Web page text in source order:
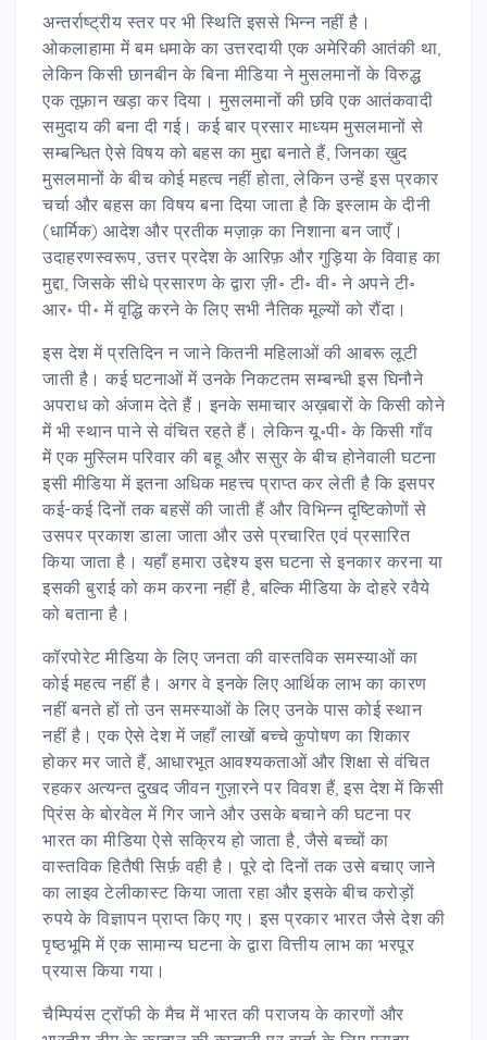
अन्तर्राष्ट्रीय स्तर पर भी स्थिति इससे भिन्न नहीं है।
ओकलाहामा में बम धमाके का उत्तरदायी एक अमेरिकी आतंकी था,
लेकिन किसी छानबीन के बिना मीडिया ने मुसलमानों के विरुद्ध
एक तूफ़ान खड़ा कर दिया। मुसलमानों की छवि एक आतंकवादी
समुदाय की बना दी गई। कई बार प्रसार माध्यम मुसलमानों से
सम्बन्धित ऐसे विषय को बहस का मुद्दा बनाते हैं, जिनका ख़ुद
मुसलमानों के बीच कोई महत्व नहीं होता, लेकिन उन्हें इस प्रकार
चर्चा और बहस का विषय बना दिया जाता है कि इस्लाम के दीनी
(धार्मिक) आदेश और प्रतीक मज़ाक़ का निशाना बन जाएँ।
उदाहरणस्वरूप, उत्तर प्रदेश के आरिफ़ और गुड़िया के विवाह का
मुद्दा, जिसके सीधे प्रसारण के द्वारा ज़ी॰ टी॰ वी॰ ने अपने टी॰
आर॰ पी॰ में वृद्धि करने के लिए सभी नैतिक मूल्यों को रौंदा।
इस देश में प्रतिदिन न जाने कितनी महिलाओं की आबरू लूटी
जाती है। कई घटनाओं में उनके निकटतम सम्बन्धी इस घिनौने
अपराध को अंजाम देते हैं। इनके समाचार अख़बारों के किसी कोने
में भी स्थान पाने से वंचित रहते हैं। लेकिन यू॰पी॰ के किसी गाँव
में एक मुस्लिम परिवार की बहू और ससुर के बीच होनेवाली घटना
इसी मीडिया में इतना अधिक महत्त्व प्राप्त कर लेती है कि इसपर
कई-कई दिनों तक बहसें की जाती हैं और विभिन्न दृष्टिकोणों से
उसपर प्रकाश डाला जाता और उसे प्रचारित एवं प्रसारित
किया जाता है। यहाँ हमारा उद्देश्य इस घटना से इनकार करना या
इसकी बुराई को कम करना नहीं है, बल्कि मीडिया के दोहरे रवैये
को बताना है।
कॉरपोरेट मीडिया के लिए जनता की वास्तविक समस्याओं का
कोई महत्व नहीं है। अगर वे इनके लिए आर्थिक लाभ का कारण
नहीं बनते हों तो उन समस्याओं के लिए उनके पास कोई स्थान
नहीं है। एक ऐसे देश में जहाँ लाखों बच्चे कुपोषण का शिकार
होकर मर जाते हैं, आधारभूत आवश्यकताओं और शिक्षा से वंचित
रहकर अत्यन्त दुखद जीवन गुज़ारने पर विवश हैं, इस देश में किसी
प्रिंस के बोरवेल में गिर जाने और उसके बचाने की घटना पर
भारत का मीडिया ऐसे सक्रिय हो जाता है, जैसे बच्चों का
वास्तविक हितैषी सिर्फ़ वही है। पूरे दो दिनों तक उसे बचाए जाने
का लाइव टेलीकास्ट किया जाता रहा और इसके बीच करोड़ों
रुपये के विज्ञापन प्राप्त किए गए। इस प्रकार भारत जैसे देश की
पृष्ठभूमि में एक सामान्य घटना के द्वारा वित्तीय लाभ का भरपूर
प्रयास किया गया।
चैम्पियंस ट्रॉफी के मैच में भारत की पराजय के कारणों और